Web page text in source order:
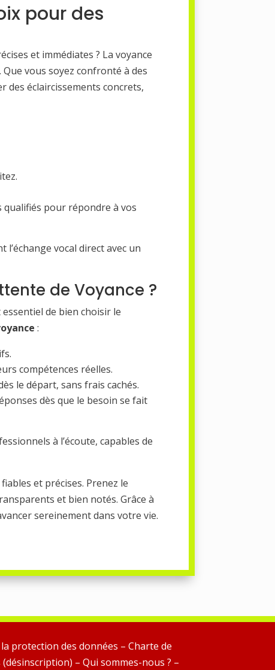
pour des
et immédiates ? La voyance
vous soyez confronté à des
éclaircissements concrets,
pour répondre à vos
vocal direct avec un
de Voyance ?
essentiel de bien choisir le
:
compétences réelles.
le départ, sans frais cachés.
dès que le besoin se fait
à l’écoute, capables de
et précises. Prenez le
et bien notés. Grâce à
sereinement dans votre vie.
protection des données – Charte de
– Qui sommes-nous ? –